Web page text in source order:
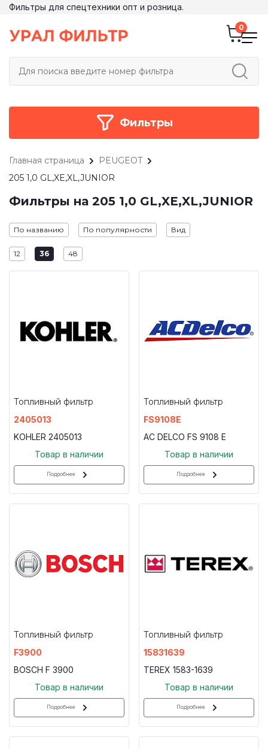
Фильтры для спецтехники опт и розница.
Фильтры
Главная страница
PEUGEOT
205 1,0 GL,XE,XL,JUNIOR
Фильтры на 205 1,0 GL,XE,XL,JUNIOR
По названию По популярности Вид
12 36 48
Топливный фильтр
2405013
KOHLER 2405013
Товар в наличии
Подробнее
Топливный фильтр
FS9108E
AC DELCO FS 9108 E
Товар в наличии
Подробнее
Топливный фильтр
F3900
BOSCH F 3900
Товар в наличии
Подробнее
Топливный фильтр
15831639
TEREX 1583-1639
Товар в наличии
Подробнее